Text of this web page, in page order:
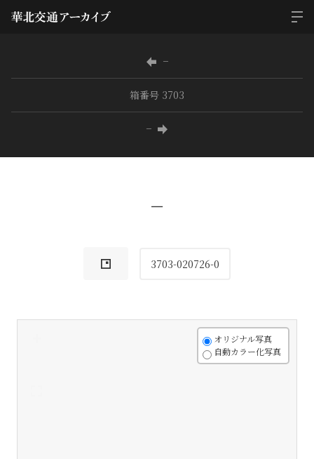
−
箱番号 3703
−
−
3703-020726-0
オリジナル写真
自動カラー化写真